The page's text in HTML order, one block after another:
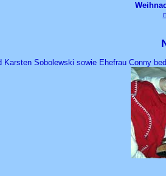
Karsten Sobolewski sowie Ehefrau Conny